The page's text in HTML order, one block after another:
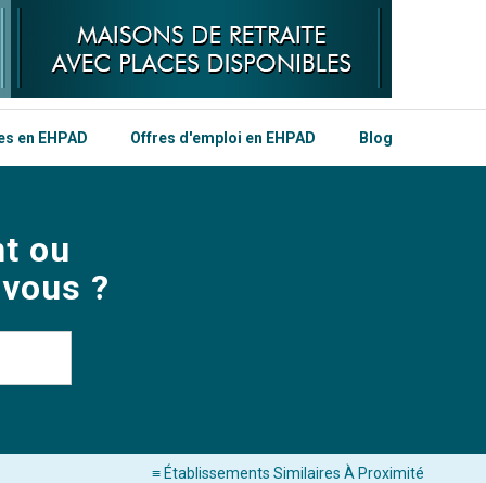
en EHPAD Offres d'emploi en EHPAD Blog
ou
?
≡ Établissements Similaires À Proximité